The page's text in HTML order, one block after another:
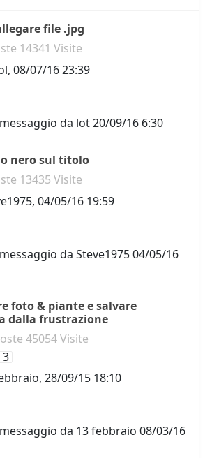
file .jpg
14341 Visite
, 08/07/16 23:39
da lot20/09/16 6:30
nero sul titolo
13435 Visite
, 04/05/16 19:59
da Steve197504/05/16
foto & piante e salvare
dalla frustrazione
45054 Visite
3
, 28/09/15 18:10
da 13 febbraio 08/03/16